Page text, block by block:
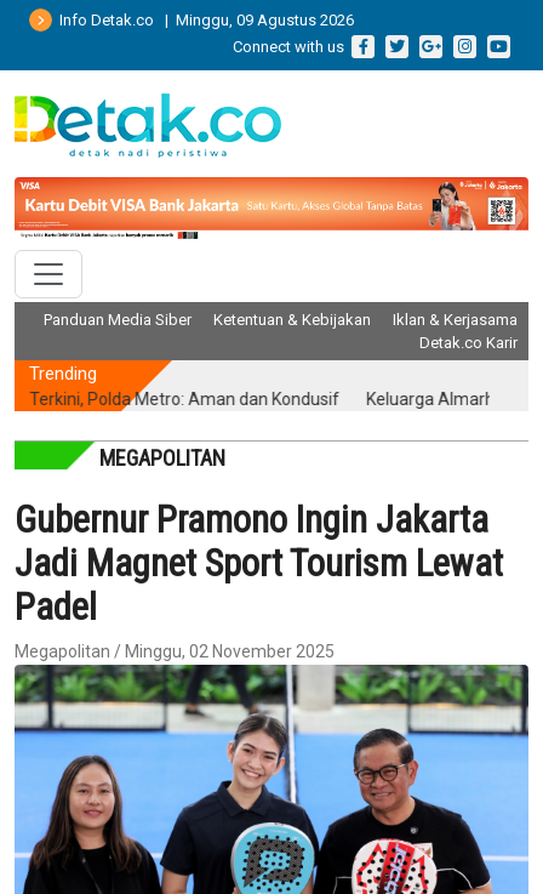
Info Detak.co | Minggu, 09 Agustus 2026
Connect with us
Panduan Media Siber Ketentuan & Kebijakan
Iklan & Kerjasama
Detak.co Karir
Trending
Polda Metro: Aman dan Kondusif Keluarga Almarhum Yurizal
MEGAPOLITAN
Gubernur Pramono Ingin Jakarta
Jadi Magnet Sport Tourism Lewat
Padel
Megapolitan / Minggu, 02 November 2025